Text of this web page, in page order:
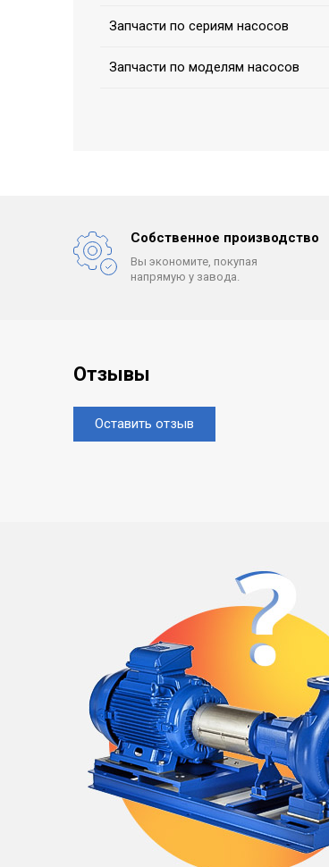
Запчасти по сериям насосов
Запчасти по моделям насосов
Собственное производство
Вы экономите, покупая
напрямую у завода.
Отзывы
Оставить отзыв